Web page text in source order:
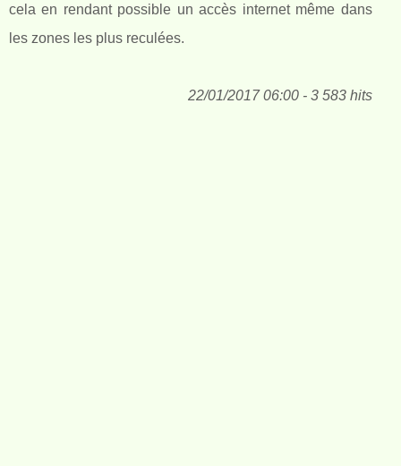
cela en rendant possible un accès internet même dans
les zones les plus reculées.
22/01/2017 06:00 - 3 583 hits